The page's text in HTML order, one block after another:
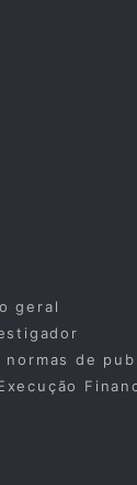
geral
normas de